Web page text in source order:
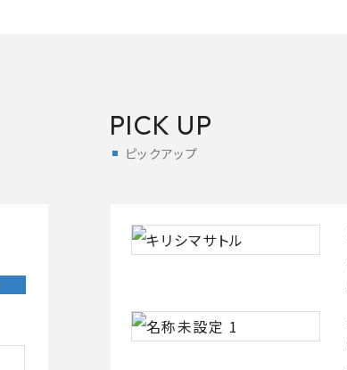
PICK UP
ピックアップ